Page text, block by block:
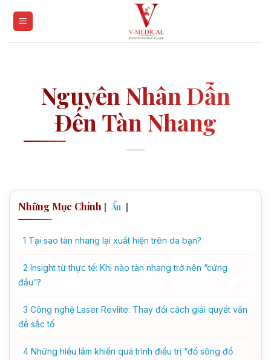
Nguyên Nhân Dẫn
Đến Tàn Nhang
Những Mục Chính [ Ẩn ]
1 Tại sao tàn nhang lại xuất hiện trên da bạn?
2 Insight từ thực tế: Khi nào tàn nhang trở nên “cứng
đầu”?
3 Công nghệ Laser Revlite: Thay đổi cách giải quyết vấn
đề sắc tố
4 Những hiểu lầm khiến quá trình điều trị “đổ sông đổ